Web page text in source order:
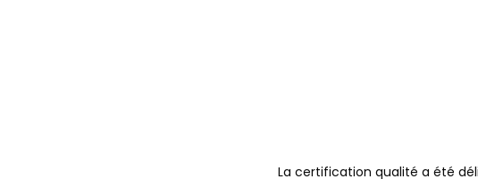
La certification qualité a été